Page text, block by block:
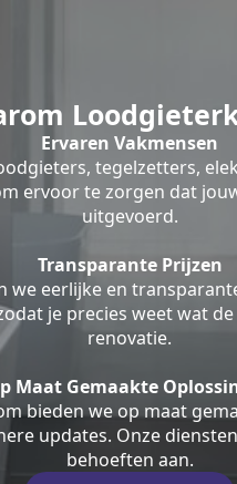
Ervaren Vakmensen
tegelzetters,
ervoor te zorgen dat
uitgevoerd.
Transparante Prijzen
we eerlijke en
je precies weet wat
renovatie.
Maat Gemaakte
bieden we op maat
updates. Onze
behoeften aan.